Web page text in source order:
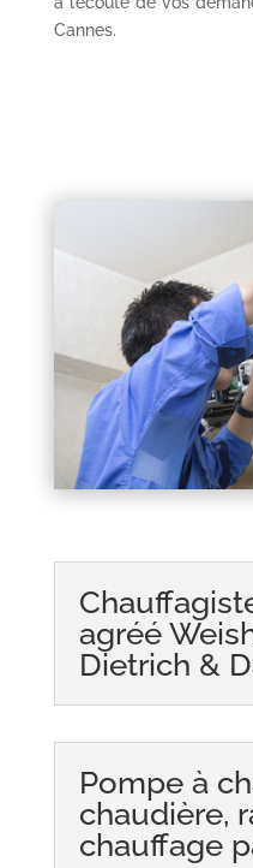
Cannes.
agréé
Dietrich &
Pompe à
chaudière,
chauffage